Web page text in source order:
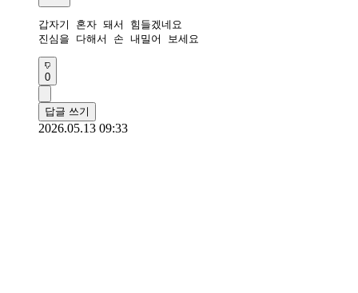
갑자기 혼자 돼서 힘들겠네요
진심을 다해서 손 내밀어 보세요
0
답글 쓰기
2026.05.13 09:33